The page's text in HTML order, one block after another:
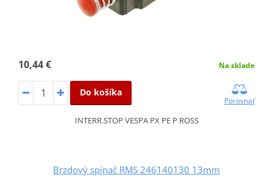
10,44 € Na sklade
Do košíka
Porovnať
INTERR.STOP VESPA PX PE P ROSS
Brzdový spínač RMS 246140130 13mm